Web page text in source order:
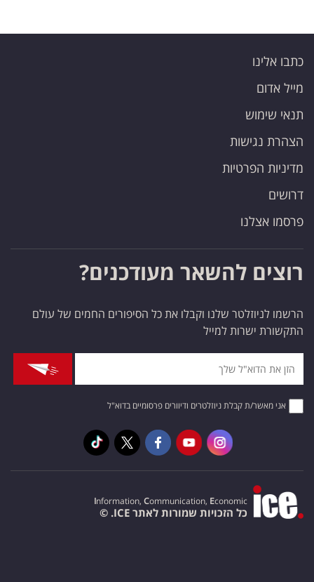
כתבו אלינו
מייל אדום
תנאי שימוש
הצהרת נגישות
מדיניות הפרטיות
דרושים
פרסמו אצלנו
רוצים להשאר מעודכנים?
הרשמו לניוזלטר שלנו וקבלו את כל הסיפורים החמים של עולם
התקשורת ישרות למייל
אני מאשר/ת קבלת ניוזלטרים ודיוורים פרסומיים בדוא"ל
Information, Communication, Economic
כל הזכויות שמורות לאתר ICE. ©